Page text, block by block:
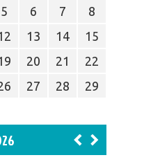
5 6 7
8
13 14
15
20 21
22
27 28
29